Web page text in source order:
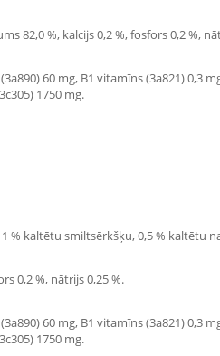
82,0 %, kalcijs 0,2 %, fosfors 0,2 %,
60 mg, B1 vitamīns (3a821) 0,3
1750 mg.
1 % kaltētu smiltsērkšķu, 0,5 %
0,2 %, nātrijs 0,25 %.
60 mg, B1 vitamīns (3a821) 0,3
1750 mg.